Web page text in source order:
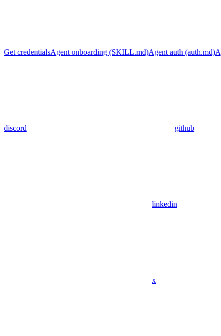
Get credentialsAgent onboarding (SKILL.md)Agent auth (auth.md)
discord github
linkedin
x